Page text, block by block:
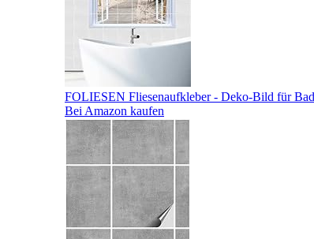
FOLIESEN Fliesenaufkleber - Deko-Bild für
Bei Amazon kaufen